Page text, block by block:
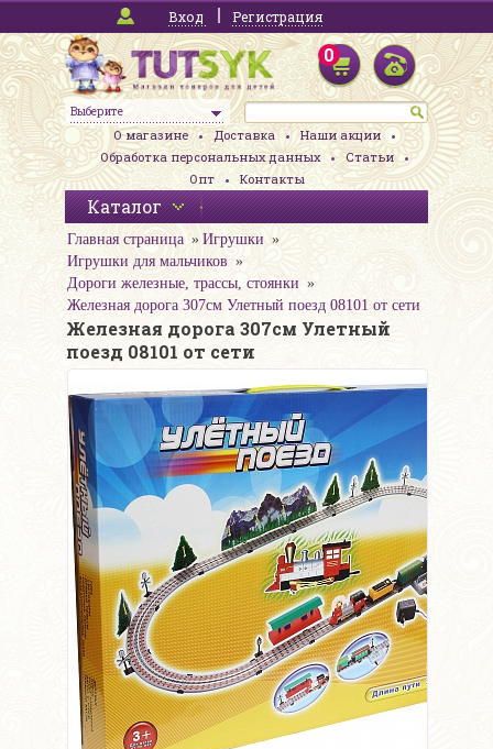
Вход Регистрация
Выберите
0
О магазине Доставка
Наши акции
Обработка персональных данных
Статьи
Опт
Контакты
Каталог
Главная страница
Игрушки
Игрушки для мальчиков
Дороги железные, трассы, стоянки
Железная дорога 307см Улетный поезд 08101 от сети
Железная дорога 307см Улетный
поезд 08101 от сети